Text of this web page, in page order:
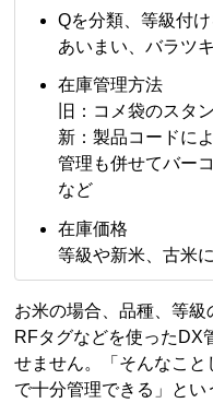
Qを分類、等級付
あいまい、バラツ
在庫管理方法
旧：コメ袋のスタ
新：製品コードに
管理も併せてバー
など
在庫価格
等級や新米、古米
お米の場合、品種、等
RFタグなどを使ったDX
せません。「そんなこと
で十分管理できる」とい